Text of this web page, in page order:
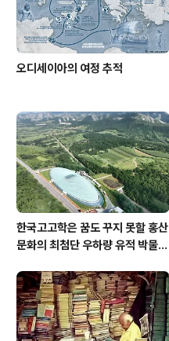
오디세이아의 여정 추적
한국고고학은 꿈도 꾸지 못할 홍산
문화의 최첨단 우하량 유적 박물관